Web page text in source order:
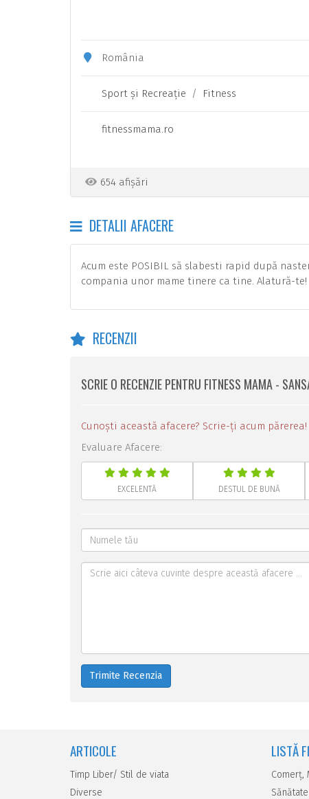
România
Sport şi Recreaţie / Fitness
fitnessmama.ro
654 afișări
DETALII AFACERE
Acum este POSIBIL să slabesti rapid după
compania unor mame tinere ca tine. Alatură-te!
RECENZII
SCRIE O RECENZIE PENTRU FITNESS MAMA -
Cunoști această afacere? Scrie-ți acum părerea!
Evaluare Afacere:
EXCELENTĂ DESTUL DE BUNĂ
Trimite Recenzia
ARTICOLE
Timp Liber/ Stil de viata
Diverse
LISTĂ
Comerţ,